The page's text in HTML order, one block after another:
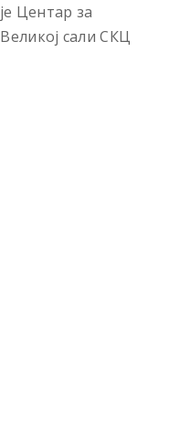
Центар за
сали СКЦ